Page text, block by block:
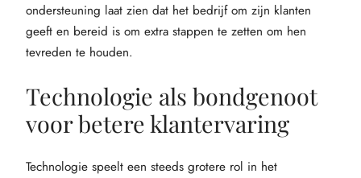
ondersteuning laat zien dat het bedrijf om zijn klanten
geeft en bereid is om extra stappen te zetten om hen
tevreden te houden.
Technologie als bondgenoot
voor betere klantervaring
Technologie speelt een steeds grotere rol in het